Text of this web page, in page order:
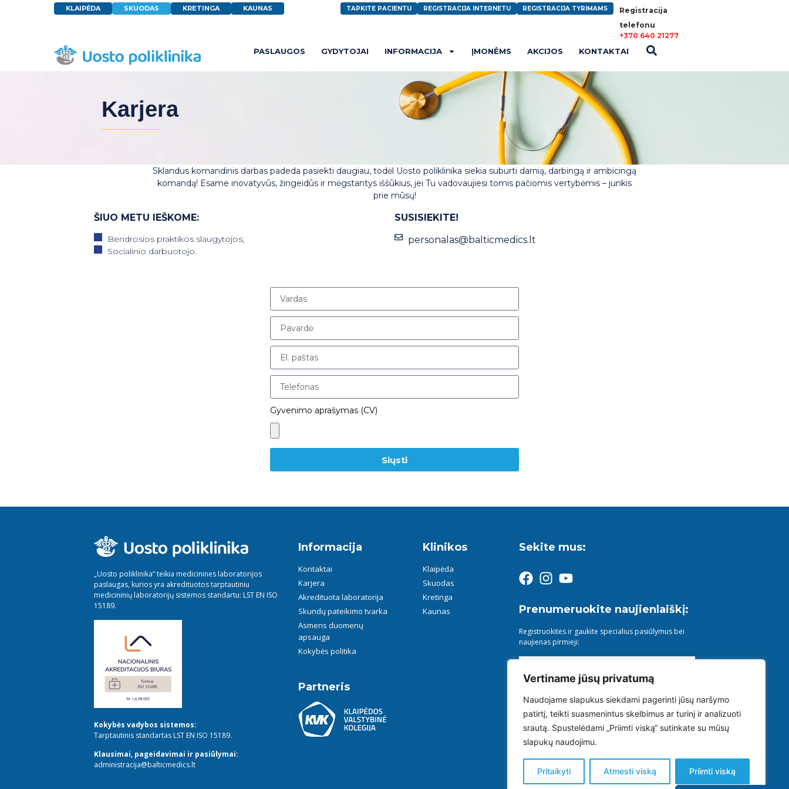
Vertiname jūsų privatumą
Naudojame slapukus siekdami pagerinti jūsų naršymo
patirtį, teikti suasmenintus skelbimus ar turinį ir analizuoti
srautą. Spustelėdami „Priimti viską“ sutinkate su mūsų
slapukų naudojimu.
Pritaikyti Atmesti viską Priimti viską
KLAIPĖDA SKUODAS KRETINGA KAUNAS TAPKITE PACIENTU REGISTRACIJA INTERNETU REGISTRACIJA TYRIMAMS
Registracija
telefonu
+370 640 21277
PASLAUGOS GYDYTOJAI INFORMACIJA ĮMONĖMS AKCIJOS KONTAKTAI
Karjera
Sklandus komandinis darbas padeda pasiekti daugiau, todėl Uosto poliklinika siekia suburti darnią, darbingą ir ambicingą
komandą! Esame inovatyvūs, žingeidūs ir mėgstantys iššūkius, jei Tu vadovaujiesi tomis pačiomis vertybėmis – junkis
prie mūsų!
ŠIUO METU IEŠKOME:
Bendrosios praktikos slaugytojos;
Socialinio darbuotojo.
SUSISIEKITE!
personalas@balticmedics.lt
Gyvenimo aprašymas (CV)
Siųsti
„Uosto poliklinika“ teikia medicinines laboratorijos
paslaugas, kurios yra akredituotos tarptautiniu
medicininių laboratorijų sistemos standartu: LST EN ISO
15189.
Kokybės vadybos sistemos:
Tarptautinis standartas LST EN ISO 15189.
Klausimai, pageidavimai ir pasiūlymai:
administracija@balticmedics.lt
Informacija
Kontaktai
Karjera
Akredituota laboratorija
Skundų pateikimo tvarka
Asmens duomenų
apsauga
Kokybės politika
Partneris
Klinikos
Klaipėda
Skuodas
Kretinga
Kaunas
Sekite mus:
Prenumeruokite naujienlaiškį:
Registruokitės ir gaukite specialius pasiūlymus bei
naujienas pirmieji:
Su Uosto poliklinikosPrivatumo politika
susipažinau ir sutinku.
Prenumeruoti